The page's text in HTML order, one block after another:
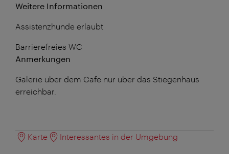
Weitere Informationen
Assistenzhunde erlaubt
Barrierefreies WC
Anmerkungen
Galerie über dem Cafe nur über das Stiegenhaus
erreichbar.
Karte Interessantes in der Umgebung